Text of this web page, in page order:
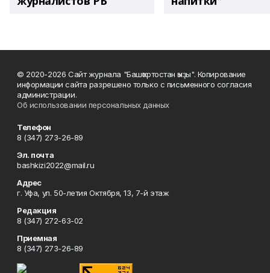
© 2020-2026 Сайт журнала "Башҡортостан ҡыҙы". Копирование
информации сайта разрешено только с письменного согласия
администрации.
Об использовании персональных данных
Телефон
8 (347) 273-26-89
Эл. почта
bashkizi2022@mail.ru
Адрес
г. Уфа, ул. 50-летия Октября, 13, 7-й этаж
Редакция
8 (347) 272-63-02
Приемная
8 (347) 273-26-89